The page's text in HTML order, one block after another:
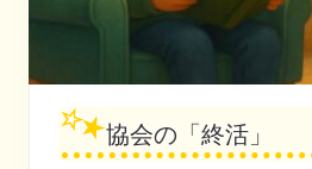
協会の「終活」